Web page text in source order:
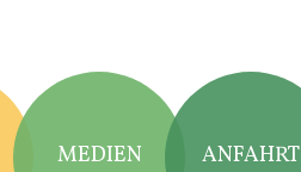
MEDIEN ANFAHRT